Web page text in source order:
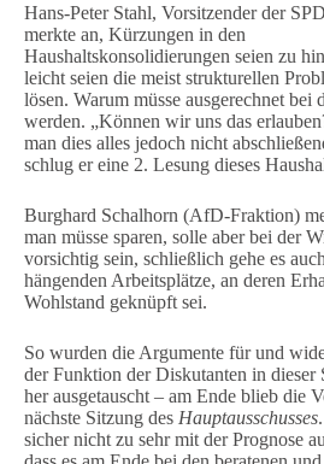
Hans-Peter Stahl, Vorsitzender der
merkte an, Kürzungen in den
Haushaltskonsolidierungen seien zu
leicht seien die meist strukturellen
lösen. Warum müsse ausgerechnet bei
werden. „Können wir uns das
man dies alles jedoch nicht
schlug er eine 2. Lesung dieses
Burghard Schalhorn (AfD-Fraktion)
man müsse sparen, solle aber bei der
vorsichtig sein, schließlich gehe es
hängenden Arbeitsplätze, an deren
Wohlstand geknüpft sei.
So wurden die Argumente für und
der Funktion der Diskutanten in dieser
her ausgetauscht – am Ende blieb die
nächste Sitzung des Hauptausschusses
sicher nicht zu sehr mit der Prognose